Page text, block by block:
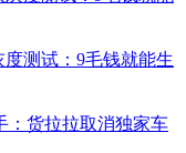
度测试：9毛钱就能生